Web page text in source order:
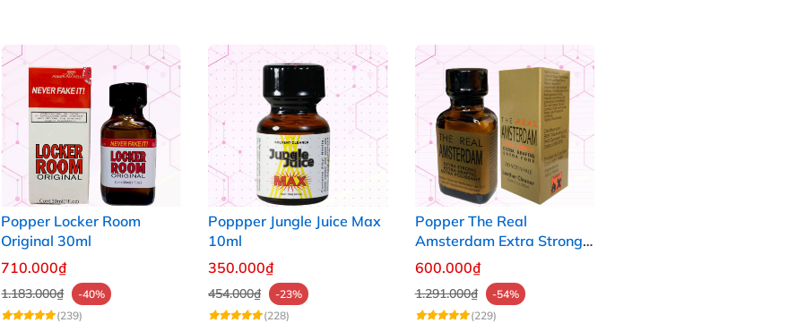
Popper Locker Room
Original 30ml
710.000₫
1.183.000₫
-40%
(239)
Poppper Jungle Juice Max
10ml
350.000₫
454.000₫
-23%
(228)
Popper The Real
Amsterdam Extra Strong
30ml
600.000₫
1.291.000₫
-54%
(229)